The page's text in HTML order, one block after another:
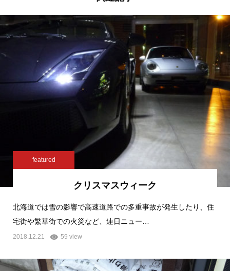
featured
クリスマスウィーク
北海道では雪の影響で高速道路での多重事故が発生したり、住
宅街や繁華街での火災など、連日ニュー…
2018.12.21 59 view